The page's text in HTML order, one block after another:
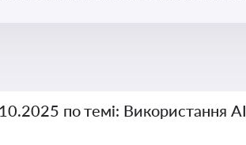
по темі: Використання